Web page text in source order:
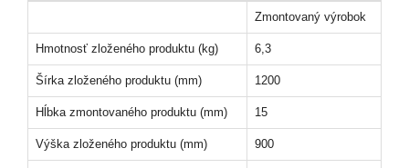
Zmontovaný výrobok
Hmotnosť zloženého produktu (kg) 6,3
Šírka zloženého produktu (mm) 1200
Hĺbka zmontovaného produktu (mm) 15
Výška zloženého produktu (mm) 900